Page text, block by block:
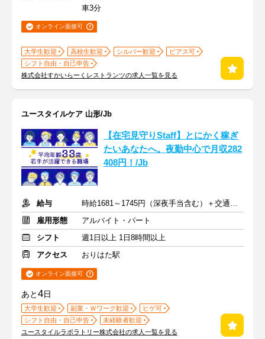
車3分
オンライン面接可
大学生歓迎 高校生歓迎 シルバー歓迎
ピアス可
シフト自由・自己申告
株式会社すかいらーくレストランツの求人一覧を見る
ユースタイルケア 山形/Jb
【在宅見守りStaff】とにかく稼ぎ
たいあなたへ。夜勤中心で月収282
408円！/Jb
給与
時給1681～1745円（深夜手当含む）＋交通費支給
雇用形態
アルバイト・パート
シフト
週1日以上 1日8時間以上
アクセス
おりはた駅
オンライン面接可
あと4日
大学生歓迎 副業・Ｗワーク歓迎
ヒゲ可
シフト自由・自己申告
未経験者歓迎
ユースタイルラボラトリー株式会社の求人一覧を見る